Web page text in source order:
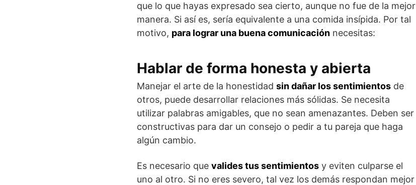
que lo que hayas expresado sea cierto, aunque no fue de la mejor
manera. Si así es, sería equivalente a una comida insípida. Por tal
motivo, para lograr una buena comunicación necesitas:
Hablar de forma honesta y abierta
Manejar el arte de la honestidad sin dañar los sentimientos de
otros, puede desarrollar relaciones más sólidas. Se necesita
utilizar palabras amigables, que no sean amenazantes. Deben ser
constructivas para dar un consejo o pedir a tu pareja que haga
algún cambio.
Es necesario que valides tus sentimientos y eviten culparse el
uno al otro. Si no eres severo, tal vez los demás respondan mejor